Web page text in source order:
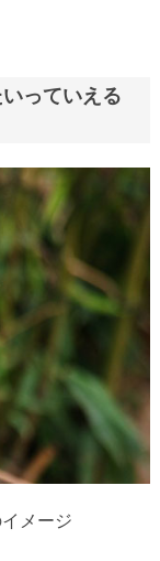
っていえる
メージ